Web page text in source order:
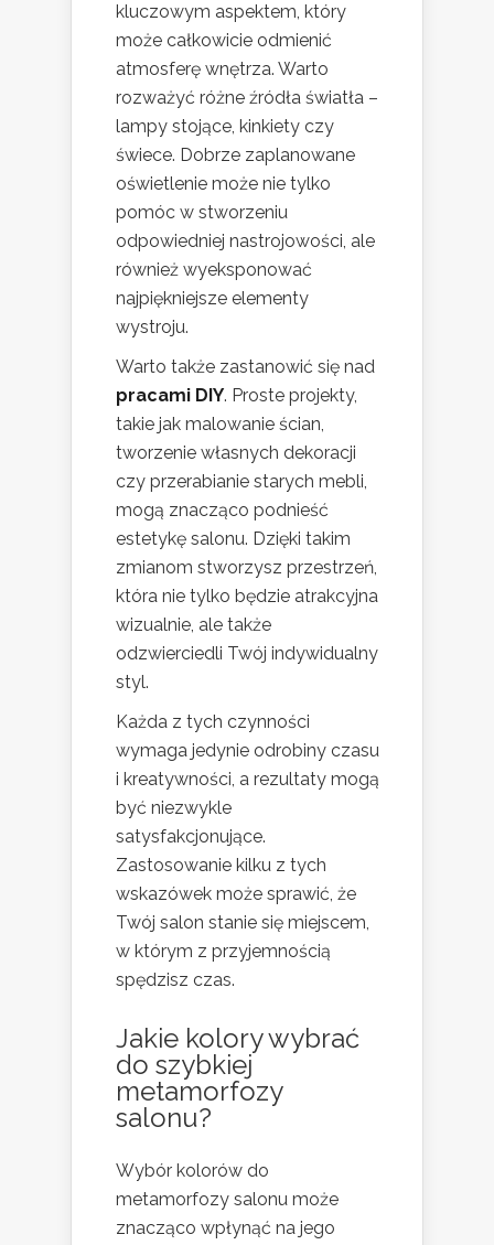
kluczowym aspektem, który
może całkowicie odmienić
atmosferę wnętrza. Warto
rozważyć różne źródła światła –
lampy stojące, kinkiety czy
świece. Dobrze zaplanowane
oświetlenie może nie tylko
pomóc w stworzeniu
odpowiedniej nastrojowości, ale
również wyeksponować
najpiękniejsze elementy
wystroju.
Warto także zastanowić się nad
pracami DIY. Proste projekty,
takie jak malowanie ścian,
tworzenie własnych dekoracji
czy przerabianie starych mebli,
mogą znacząco podnieść
estetykę salonu. Dzięki takim
zmianom stworzysz przestrzeń,
która nie tylko będzie atrakcyjna
wizualnie, ale także
odzwierciedli Twój indywidualny
styl.
Każda z tych czynności
wymaga jedynie odrobiny czasu
i kreatywności, a rezultaty mogą
być niezwykle
satysfakcjonujące.
Zastosowanie kilku z tych
wskazówek może sprawić, że
Twój salon stanie się miejscem,
w którym z przyjemnością
spędzisz czas.
Jakie kolory wybrać
do szybkiej
metamorfozy
salonu?
Wybór kolorów do
metamorfozy salonu może
znacząco wpłynąć na jego